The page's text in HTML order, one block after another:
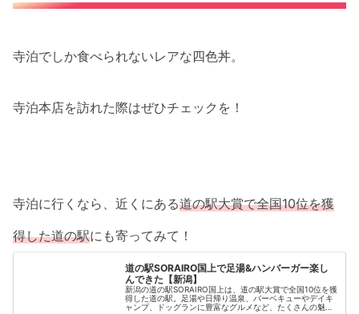
寺泊でしか食べられないレアな四色丼。
寺泊本店を訪れた際はぜひチェックを！
寺泊に行くなら、近くにある道の駅大賞で全国10位を獲
得した道の駅にも寄ってみて！
道の駅SORAIRO国上で足湯&ハンバーガー楽し
んできた【新潟】
新潟の道の駅SORAIRO国上は、道の駅大賞で全国10位を獲
得した道の駅。足湯や日帰り温泉、バーベキューやデイキ
ャンプ、ドッグランに豊富なグルメなど、たくさんの魅力